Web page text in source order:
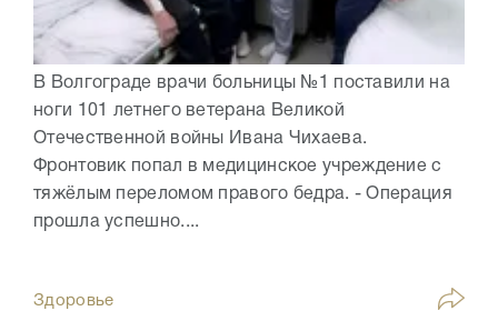
В Волгограде врачи больницы №1 поставили на
ноги 101 летнего ветерана Великой
Отечественной войны Ивана Чихаева.
Фронтовик попал в медицинское учреждение с
тяжёлым переломом правого бедра. - Операция
прошла успешно....
Здоровье